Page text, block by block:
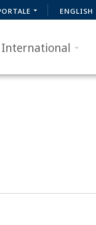
ENGLISH
International